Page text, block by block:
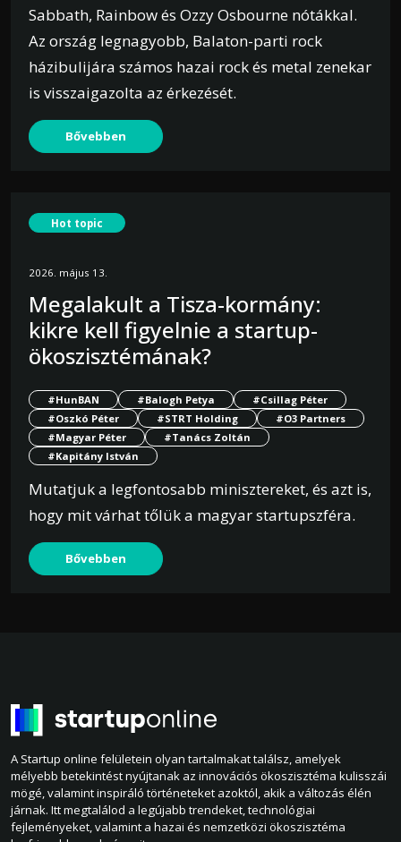
Sabbath, Rainbow és Ozzy Osbourne nótákkal.
Az ország legnagyobb, Balaton-parti rock
házibulijára számos hazai rock és metal zenekar
is visszaigazolta az érkezését.
Bővebben
Hot topic
2026. május 13.
Megalakult a Tisza-kormány:
kikre kell figyelnie a startup-
ökoszisztémának?
#HunBAN #Balogh Petya
#Csillag Péter
#Oszkó Péter
#STRT Holding
#O3 Partners
#Magyar Péter
#Tanács Zoltán
#Kapitány István
Mutatjuk a legfontosabb minisztereket, és azt is,
hogy mit várhat tőlük a magyar startupszféra.
Bővebben
A Startup online felületein olyan tartalmakat találsz, amelyek
mélyebb betekintést nyújtanak az innovációs ökoszisztéma kulisszái
mögé, valamint inspiráló történeteket azoktól, akik a változás élén
járnak. Itt megtalálod a legújabb trendeket, technológiai
fejleményeket, valamint a hazai és nemzetközi ökoszisztéma